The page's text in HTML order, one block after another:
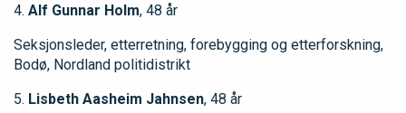
4. Alf Gunnar Holm, 48 år
Seksjonsleder, etterretning, forebygging og etterforskning,
Bodø, Nordland politidistrikt
5. Lisbeth Aasheim Jahnsen, 48 år